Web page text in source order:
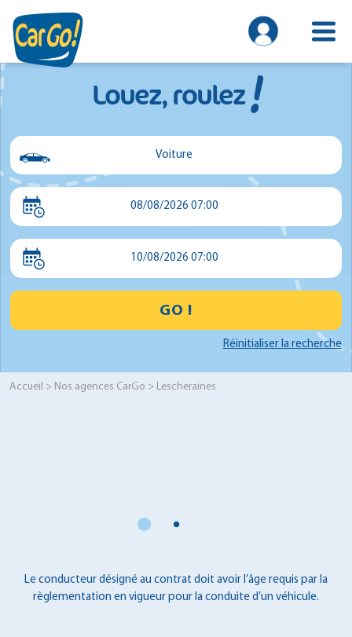
Louez, roulez!
Voiture
Voiture
08/08/2026 07:00
10/08/2026 07:00
GO !
Réinitialiser la recherche
Accueil > Nos agences CarGo > Lescheraines
Le conducteur désigné au contrat doit avoir l’âge requis par la
règlementation en vigueur pour la conduite d’un véhicule.